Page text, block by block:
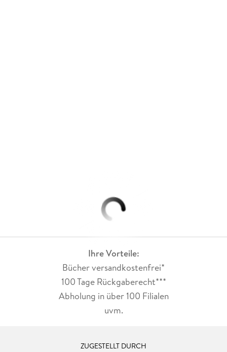
Ihre Vorteile:
Bücher versandkostenfrei*
100 Tage Rückgaberecht***
Abholung in über 100 Filialen
uvm.
ZUGESTELLT DURCH